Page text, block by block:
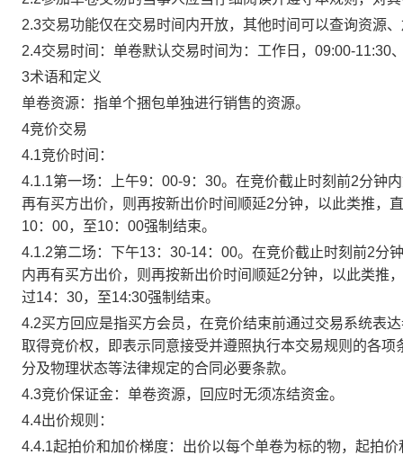
2.3交易功能仅在交易时间内开放，其他时间可以查询资源
2.4交易时间：单卷默认交易时间为：工作日，09:00-11:30
3术语和定义
单卷资源：指单个捆包单独进行销售的资源。
4竞价交易
4.1竞价时间：
4.1.1第一场：上午9：00-9：30。在竞价截止时刻前2分钟
再有买方出价，则再按新出价时间顺延2分钟，以此类推，
10：00，至10：00强制结束。
4.1.2第二场：下午13：30-14：00。在竞价截止时刻前2分
内再有买方出价，则再按新出价时间顺延2分钟，以此类推
过14：30，至14:30强制结束。
4.2买方回应是指买方会员，在竞价结束前通过交易系统表
取得竞价权，即表示同意接受并遵照执行本交易规则的各
分及物理状态等法律规定的合同必要条款。
4.3竞价保证金：单卷资源，回应时无须冻结资金。
4.4出价规则：
4.4.1起拍价和加价梯度：出价以每个单卷为标的物，起拍